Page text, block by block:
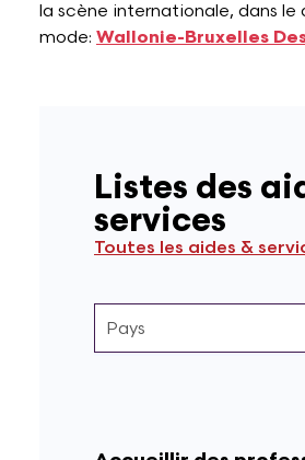
la scène internationale, dans le
mode: Wallonie-Bruxelles
Listes des
services
Toutes les aides &
Lettres et Livres
Théâtre, Cirque et Arts de la
Enseignement, formation,
Revue W+B